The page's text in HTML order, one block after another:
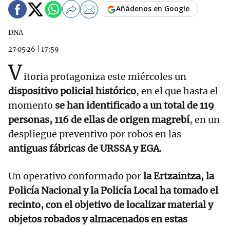
DNA
27·05·26
17:59
Añádenos en Google
Vitoria protagoniza este miércoles un
dispositivo policial histórico, en el que hasta el
momento se han identificado a un total de 119
personas, 116 de ellas de origen magrebí, en un
despliegue preventivo por robos en las
antiguas fábricas de URSSA y EGA.
Un operativo conformado porla Ertzaintza, la
Policía Nacional y la Policía Local ha tomado el
recinto, con el objetivo de localizar material y
objetos robados y almacenados en estas